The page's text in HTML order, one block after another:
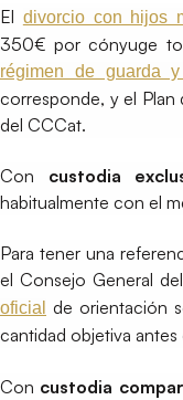
El divorcio con hijos
350€ por cónyuge
régimen de guarda y
corresponde, y el Plan
del CCCat.
Con custodia
habitualmente con el
Para tener una
el Consejo General
oficial
de orientación
cantidad objetiva
Con custodia